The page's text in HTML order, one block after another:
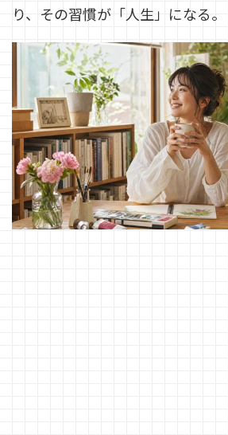
り、その習慣が「人生」になる。